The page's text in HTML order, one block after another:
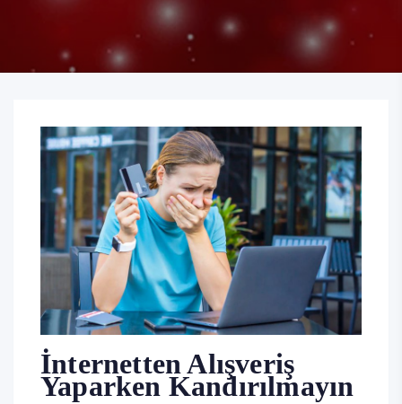
İnternetten Alışveriş
Yaparken Kandırılmayın